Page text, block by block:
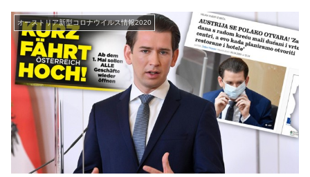
オーストリア新型コロナウイルス情報2020